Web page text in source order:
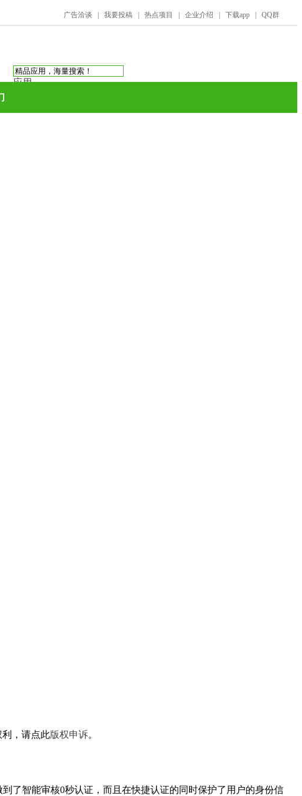
广告洽谈 我要投稿 热点项目 企业介绍 下载app QQ群
应用
，请点此版权申诉。
了智能审核0秒认证，而且在快捷认证的同时保护了用户的身份信